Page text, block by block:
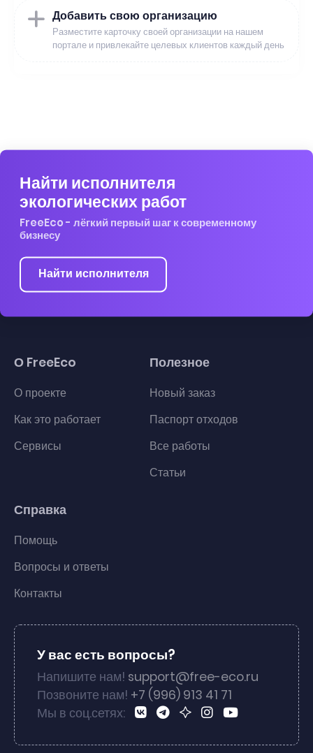
Добавить свою организацию
Разместите карточку своей организации на нашем
портале и привлекайте целевых клиентов каждый день
Найти исполнителя
экологических работ
FreeEco - лёгкий первый шаг к современному
бизнесу
Найти исполнителя
О FreeEco
О проекте
Как это работает
Сервисы
Полезное
Новый заказ
Паспорт отходов
Все работы
Статьи
Справка
Помощь
Вопросы и ответы
Контакты
У вас есть вопросы?
Напишите нам! support@free-eco.ru
Позвоните нам! +7 (996) 913 41 71
Мы в соц.сетях: